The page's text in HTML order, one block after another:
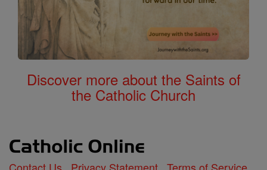
Discover more about the Saints of
the Catholic Church